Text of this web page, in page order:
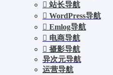
站长导航
WordPress导航
Emlog导航
电商导航
摄影导航
异次元导航
运营导航